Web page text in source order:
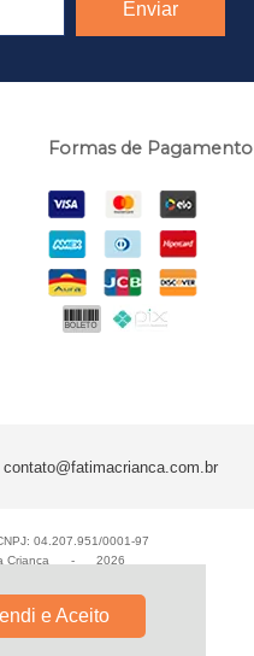
e Aceito
Formas de Pagamento
contato@fatimacrianca.com.br
04.207.951/0001-97
Criança - 2026